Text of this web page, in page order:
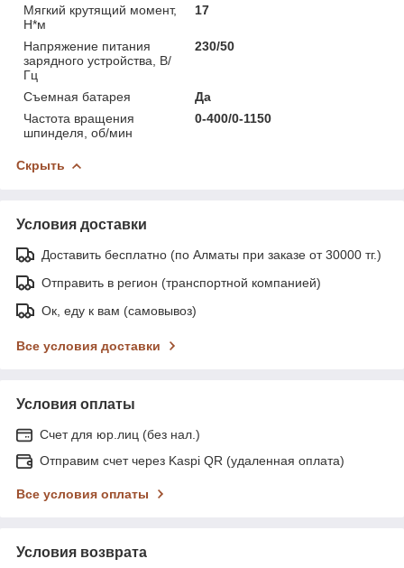
Мягкий крутящий момент,
Н*м
17
Напряжение питания
зарядного устройства, В/
Гц
230/50
Съемная батарея
Да
Частота вращения
шпинделя, об/мин
0-400/0-1150
Скрыть
Условия доставки
Доставить бесплатно (по Алматы при заказе от 30000 тг.)
Отправить в регион (транспортной компанией)
Ок, еду к вам (самовывоз)
Все условия доставки
Условия оплаты
Счет для юр.лиц (без нал.)
Отправим счет через Kaspi QR (удаленная оплата)
Все условия оплаты
Условия возврата